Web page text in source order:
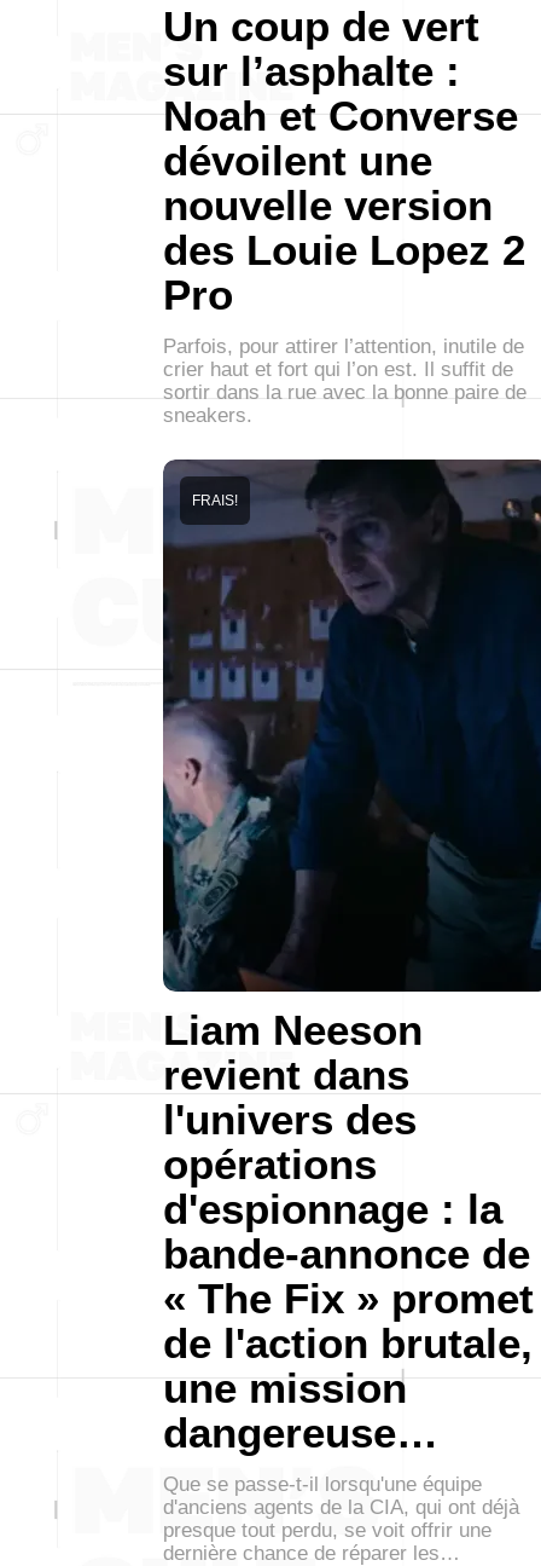
Un coup de vert
sur l’asphalte :
Noah et Converse
dévoilent une
nouvelle version
des Louie Lopez 2
Pro
Parfois, pour attirer l’attention, inutile de
crier haut et fort qui l’on est. Il suffit de
sortir dans la rue avec la bonne paire de
sneakers.
Liam Neeson
revient dans
l'univers des
opérations
d'espionnage : la
bande-annonce de
« The Fix » promet
de l'action brutale,
une mission
dangereuse…
FRAIS!
Que se passe-t-il lorsqu'une équipe
d'anciens agents de la CIA, qui ont déjà
presque tout perdu, se voit offrir une
dernière chance de réparer les…